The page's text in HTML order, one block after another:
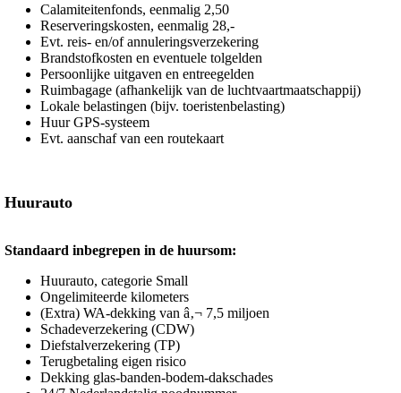
Calamiteitenfonds, eenmalig 2,50
Reserveringskosten, eenmalig 28,-
Evt. reis- en/of annuleringsverzekering
Brandstofkosten en eventuele tolgelden
Persoonlijke uitgaven en entreegelden
Ruimbagage (afhankelijk van de luchtvaartmaatschappij)
Lokale belastingen (bijv. toeristenbelasting)
Huur GPS-systeem
Evt. aanschaf van een routekaart
Huurauto
Standaard inbegrepen in de huursom:
Huurauto, categorie Small
Ongelimiteerde kilometers
(Extra) WA-dekking van â‚¬ 7,5 miljoen
Schadeverzekering (CDW)
Diefstalverzekering (TP)
Terugbetaling eigen risico
Dekking glas-banden-bodem-dakschades